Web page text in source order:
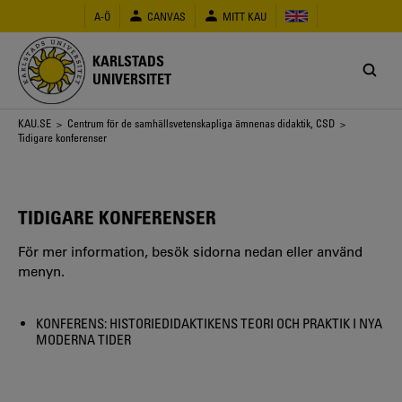
huvudinnehåll
A-Ö CANVAS MITT KAU
KARLSTADS
UNIVERSITET
Länkstig
KAU.SE > Centrum för de samhällsvetenskapliga ämnenas didaktik, CSD >
Tidigare konferenser
TIDIGARE KONFERENSER
För mer information, besök sidorna nedan eller använd
menyn.
KONFERENS: HISTORIEDIDAKTIKENS TEORI OCH PRAKTIK I NYA
MODERNA TIDER